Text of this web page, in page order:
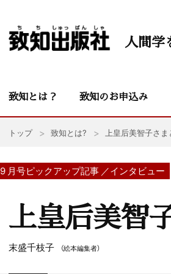
人間学
致知とは？ 致知のお申込み
トップ 致知とは? 上皇后美智子さま
9 月号ピックアップ記事 ／インタビュー
上皇后美智
末盛千枝子 （絵本編集者）